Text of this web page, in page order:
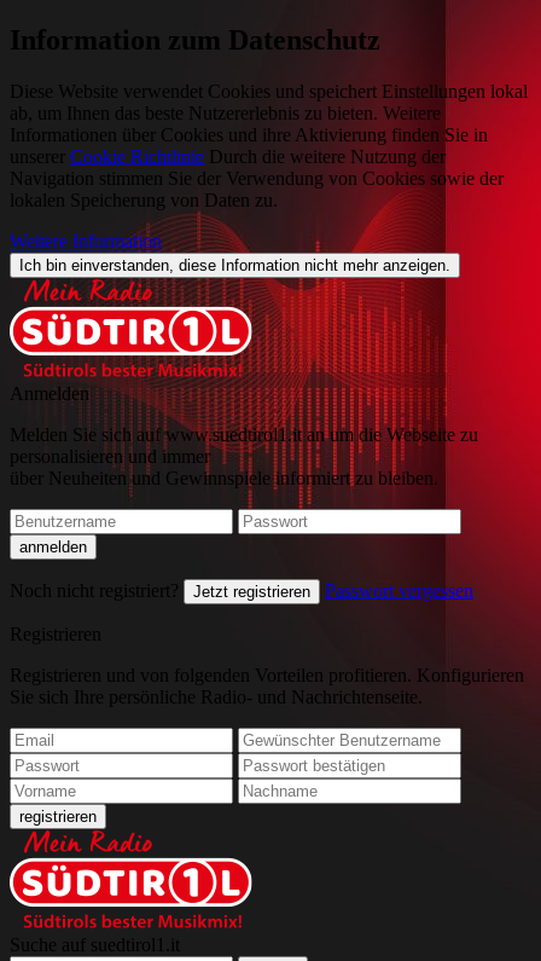
Information zum Datenschutz
Diese Website verwendet Cookies und speichert Einstellungen lokal
ab, um Ihnen das beste Nutzererlebnis zu bieten. Weitere
Informationen über Cookies und ihre Aktivierung finden Sie in
unserer Cookie Richtlinie Durch die weitere Nutzung der
Navigation stimmen Sie der Verwendung von Cookies sowie der
lokalen Speicherung von Daten zu.
Weitere Information
Ich bin einverstanden, diese Information nicht mehr anzeigen.
Anmelden
Melden Sie sich auf www.suedtirol1.it an um die Webseite zu
personalisieren und immer
über Neuheiten und Gewinnspiele informiert zu bleiben.
Noch nicht registriert? Jetzt registrieren Passwort vergessen
Registrieren
Registrieren und von folgenden Vorteilen profitieren. Konfigurieren
Sie sich Ihre persönliche Radio- und Nachrichtenseite.
Suche auf suedtirol1.it